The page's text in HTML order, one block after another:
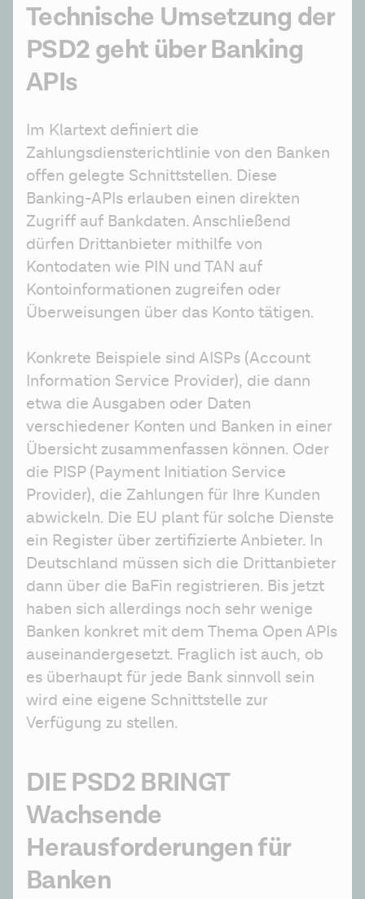
Technische Umsetzung der
PSD2 geht über Banking
APIs
Im Klartext definiert die
Zahlungsdiensterichtlinie von den Banken
offen gelegte Schnittstellen. Diese
Banking-APIs erlauben einen direkten
Zugriff auf Bankdaten. Anschließend
dürfen Drittanbieter mithilfe von
Kontodaten wie PIN und TAN auf
Kontoinformationen zugreifen oder
Überweisungen über das Konto tätigen.
Konkrete Beispiele sind AISPs (Account
Information Service Provider), die dann
etwa die Ausgaben oder Daten
verschiedener Konten und Banken in einer
Übersicht zusammenfassen können. Oder
die PISP (Payment Initiation Service
Provider), die Zahlungen für Ihre Kunden
abwickeln. Die EU plant für solche Dienste
ein Register über zertifizierte Anbieter. In
Deutschland müssen sich die Drittanbieter
dann über die BaFin registrieren. Bis jetzt
haben sich allerdings noch sehr wenige
Banken konkret mit dem Thema Open APIs
auseinandergesetzt. Fraglich ist auch, ob
es überhaupt für jede Bank sinnvoll sein
wird eine eigene Schnittstelle zur
Verfügung zu stellen.
DIE PSD2 BRINGT
Wachsende
Herausforderungen für
Banken